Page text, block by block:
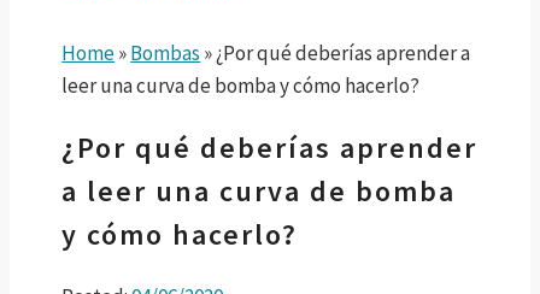
Home»Bombas »¿Por qué deberías aprender a
leer una curva de bomba y cómo hacerlo?
¿Por qué deberías aprender
a leer una curva de bomba
y cómo hacerlo?